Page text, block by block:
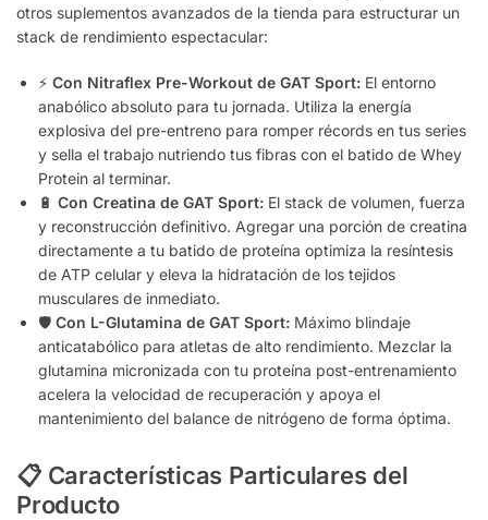
otros suplementos avanzados de la tienda para estructurar un
stack de rendimiento espectacular:
⚡ Con Nitraflex Pre-Workout de GAT Sport: El entorno
anabólico absoluto para tu jornada. Utiliza la energía
explosiva del pre-entreno para romper récords en tus series
y sella el trabajo nutriendo tus fibras con el batido de Whey
Protein al terminar.
🔋 Con Creatina de GAT Sport: El stack de volumen, fuerza
y reconstrucción definitivo. Agregar una porción de creatina
directamente a tu batido de proteína optimiza la resíntesis
de ATP celular y eleva la hidratación de los tejidos
musculares de inmediato.
🛡️ Con L-Glutamina de GAT Sport: Máximo blindaje
anticatabólico para atletas de alto rendimiento. Mezclar la
glutamina micronizada con tu proteína post-entrenamiento
acelera la velocidad de recuperación y apoya el
mantenimiento del balance de nitrógeno de forma óptima.
📋 Características Particulares del
Producto